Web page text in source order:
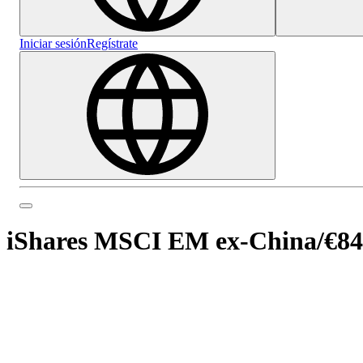
Iniciar sesiónRegístrate
iShares MSCI EM ex-China/